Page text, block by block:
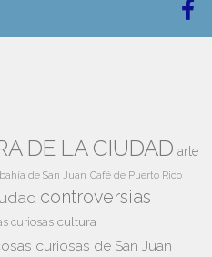
DE LA CIUDAD arte
bahía de San Juan Café de Puerto Rico
controversias
curiosas cultura
curiosas de San Juan